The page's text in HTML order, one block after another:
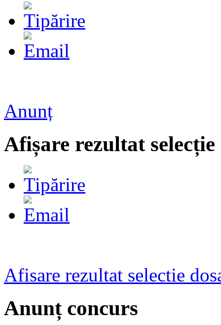
Anunț
Afișare rezultat selecție
Afisare rezultat selectie
Anunț concurs